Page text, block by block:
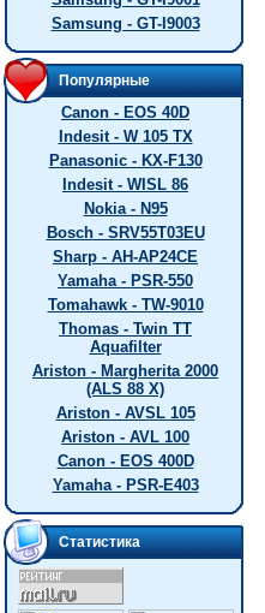
Samsung - GT-I9003
Популярные
Canon - EOS 40D
Indesit - W 105 TX
Panasonic - KX-F130
Indesit - WISL 86
Nokia - N95
Bosch - SRV55T03EU
Sharp - AH-AP24CE
Yamaha - PSR-550
Tomahawk - TW-9010
Thomas - Twin TT
Aquafilter
Ariston - Margherita 2000
(ALS 88 X)
Ariston - AVSL 105
Ariston - AVL 100
Canon - EOS 400D
Yamaha - PSR-E403
Статистика